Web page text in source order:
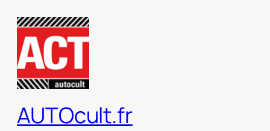
contenu
AUTOcult.fr